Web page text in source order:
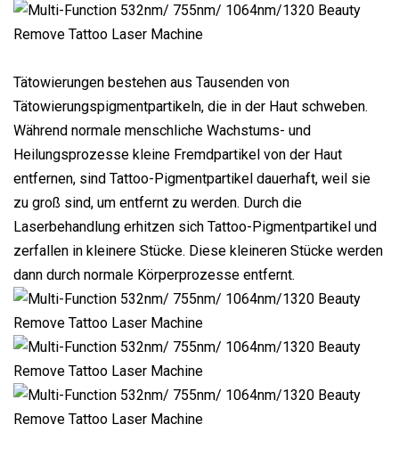
Tätowierungen bestehen aus Tausenden von
Tätowierungspigmentpartikeln, die in der Haut schweben.
Während normale menschliche Wachstums- und
Heilungsprozesse kleine Fremdpartikel von der Haut
entfernen, sind Tattoo-Pigmentpartikel dauerhaft, weil sie
zu groß sind, um entfernt zu werden. Durch die
Laserbehandlung erhitzen sich Tattoo-Pigmentpartikel und
zerfallen in kleinere Stücke. Diese kleineren Stücke werden
dann durch normale Körperprozesse entfernt.